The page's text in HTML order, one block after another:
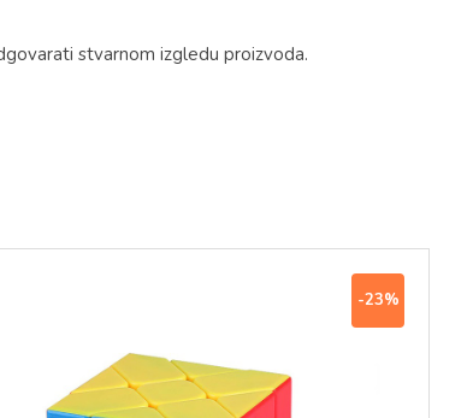
stvarnom izgledu proizvoda.
-23%